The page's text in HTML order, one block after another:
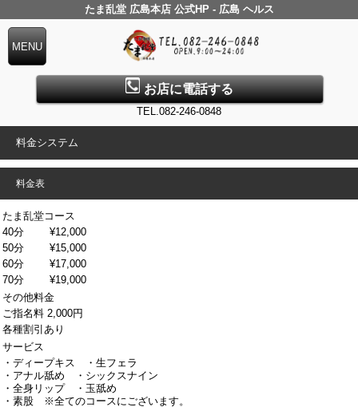
たま乱堂 広島本店 公式HP - 広島 ヘルス
お店に電話する
TEL.082-246-0848
料金システム
料金表
たま乱堂コース
40分
¥12,000
50分
¥15,000
60分
¥17,000
70分
¥19,000
その他料金
ご指名料 2,000円
各種割引あり
サービス
・ディープキス ・生フェラ
・アナル舐め ・シックスナイン
・全身リップ ・玉舐め
・素股 ※全てのコースにございます。